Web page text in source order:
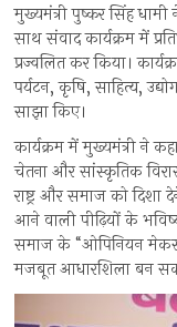
मुख्यमंत्री पुष्कर सिंह
साथ संवाद कार्यक्रम में
प्रज्वलित कर किया।
पर्यटन, कृषि, साहित्य,
साझा किए।
कार्यक्रम में मुख्यमंत्री ने
चेतना और सांस्कृतिक
राष्ट्र और समाज को
आने वाली पीढ़ियों के
समाज के “ओपिनियन
मजबूत आधारशिला बन